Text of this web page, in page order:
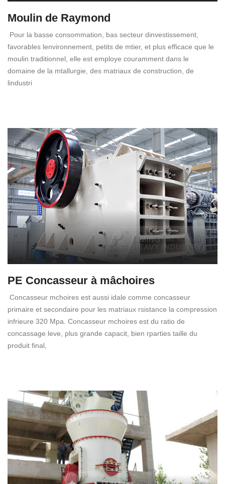
Moulin de Raymond
Pour la basse consommation, bas secteur dinvestissement,
favorables lenvironnement, petits de mtier, et plus efficace que le
moulin traditionnel, elle est employe couramment dans le
domaine de la mtallurgie, des matriaux de construction, de
lindustri
PE Concasseur à mâchoires
Concasseur mchoires est aussi idale comme concasseur
primaire et secondaire pour les matriaux rsistance la compression
infrieure 320 Mpa. Concasseur mchoires est du ratio de
concassage leve, plus grande capacit, bien rparties taille du
produit final,